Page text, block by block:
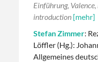
Einführung,
introduction [mehr]
Stefan Zimmer:
Löffler (Hg.):
Allgemeines